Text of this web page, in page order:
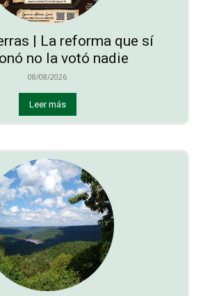
| La reforma que sí
no la votó nadie
08/08/2026
Leer más